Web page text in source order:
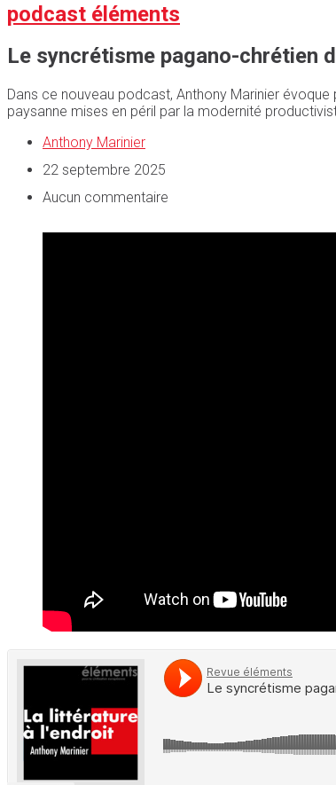
podcast éléments
Le syncrétisme pagano-chrétien
Dans ce nouveau podcast, Anthony Marinier
paysanne mises en péril par la modernité
Anthony Marinier
22 septembre 2025
Aucun commentaire